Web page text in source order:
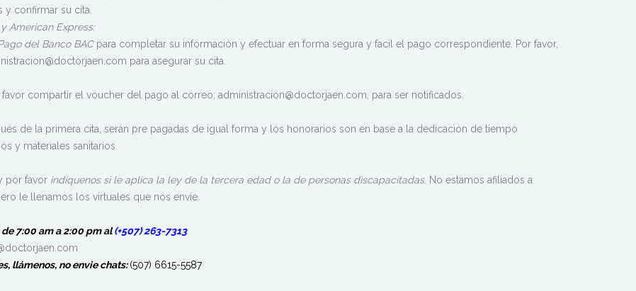
confirmar su cita.
American Express:
del Banco BACpara completar su información y efectuar en forma segura y facil el pago correspondiente. Por favor,
para asegurar su cita.
compartir el voucher del pago al correo; administracion@doctorjaen.com, para ser notificados.
de la primera cita, serán pre pagadas de igual forma y l os honorarios son en base a la dedicación de tiempo
y materiales sanitarios.
por favor indíquenos si le aplica la ley de la tercera edad o la de personas discapacitadas. No estamos afiliados a
le llenamos los virtuales que nos envíe.
7:00 am a 2:00 pmal(+507) 263-7313
llámenos, no envie chats:(507) 6615-5587